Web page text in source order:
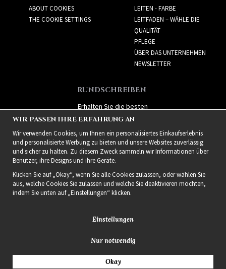
ABOUT COOKIES
THE COOKIE SETTINGS
LEITEN - FARBE
LEITFADEN – WÄHLE DIE
QUALITÄT
PFLEGE
ÜBER DAS UNTERNEHMEN
NEWSLETTER
RUNDSCHREIBEN
Erhalten Sie die besten
Angebote und spannende
neue Produkte!
2021 Delightful Hair
WIR PASSEN IHRE ERFAHRUNG AN
Wir verwenden Cookies, um Ihnen ein personalisiertes Einkaufserlebnis
und personalisierte Werbung zu bieten und unsere Websites zuverlässig
und sicher zu halten. Zu diesem Zweck sammeln wir Informationen über
Benutzer, ihre Designs und ihre Geräte.
Klicken Sie auf „Okay“, wenn Sie alle Cookies zulassen, oder wählen Sie
aus, welche Cookies Sie zulassen und welche Sie deaktivieren möchten,
indem Sie unten auf „Einstellungen“ klicken.
Einstellungen
Nur notwendig
Okay